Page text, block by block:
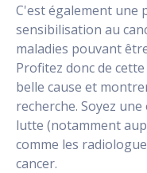
C'est également une
sensibilisation au
maladies pouvant
Profitez donc de
belle cause et
recherche. Soyez
lutte (notamment
comme les
cancer.